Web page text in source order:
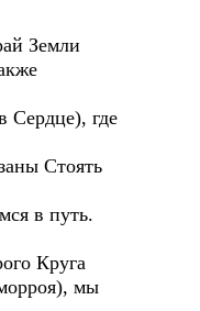
Земли
Сердце), где
Стоять
в путь.
Круга
мы